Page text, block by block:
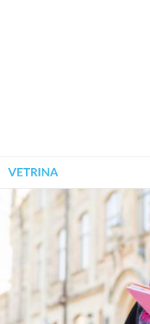
VETRINA